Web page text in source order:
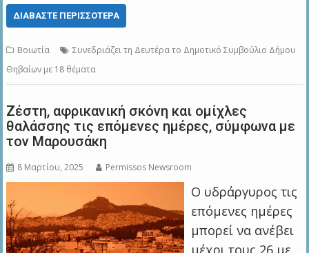
ΔΙΑΒΆΣΤΕ ΠΕΡΙΣΣΌΤΕΡΑ
Βοιωτία
Συνεδριάζει τη Δευτέρα το Δημοτικό Συμβούλιο Δήμου
Θηβαίων με 18 θέματα
Ζέστη, αφρικανική σκόνη και ομίχλες
θαλάσσης τις επόμενες ημέρες, σύμφωνα με
τον Μαρουσάκη
8 Μαρτίου, 2025 Permissos Newsroom
O υδράργυρος τις
επόμενες ημέρες
μπορεί να ανέβει